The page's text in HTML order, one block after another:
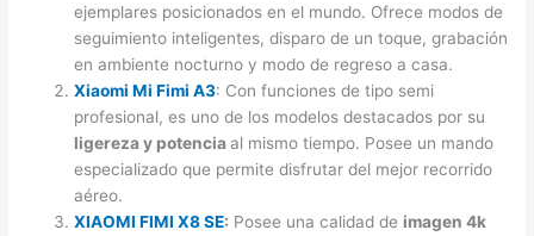
ejemplares posicionados en el mundo. Ofrece modos de
seguimiento inteligentes, disparo de un toque, grabación
en ambiente nocturno y modo de regreso a casa.
Xiaomi Mi Fimi A3: Con funciones de tipo semi
profesional, es uno de los modelos destacados por su
ligereza y potenciaal mismo tiempo. Posee un mando
especializado que permite disfrutar del mejor recorrido
aéreo.
XIAOMI FIMI X8 SE: Posee una calidad de imagen 4k